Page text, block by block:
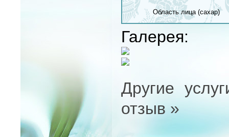
Область лица (сахар)
Галерея:
Другие
отзыв »